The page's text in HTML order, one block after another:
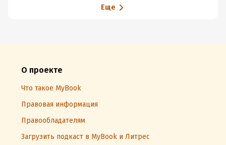
Еще
О проекте
Что такое MyBook
Правовая информация
Правообладателям
Загрузить подкаст в MyBook и Литрес